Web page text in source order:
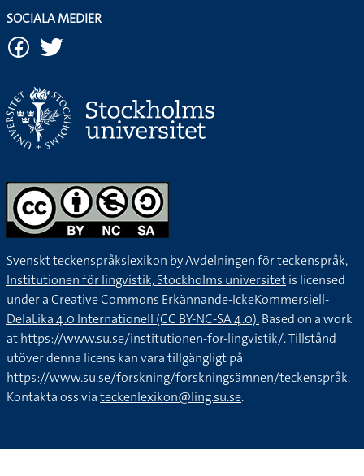
SOCIALA MEDIER
Svenskt teckenspråkslexikon byAvdelningen för teckenspråk,
Institutionen för lingvistik, Stockholms universitetis licensed
under aCreative Commons Erkännande-IckeKommersiell-
DelaLika 4.0 Internationell (CC BY-NC-SA 4.0).Based on a work
athttps://www.su.se/institutionen-for-lingvistik/. Tillstånd
utöver denna licens kan vara tillgängligt på
https://www.su.se/forskning/forskningsämnen/teckenspråk.
Kontakta oss viateckenlexikon@ling.su.se.